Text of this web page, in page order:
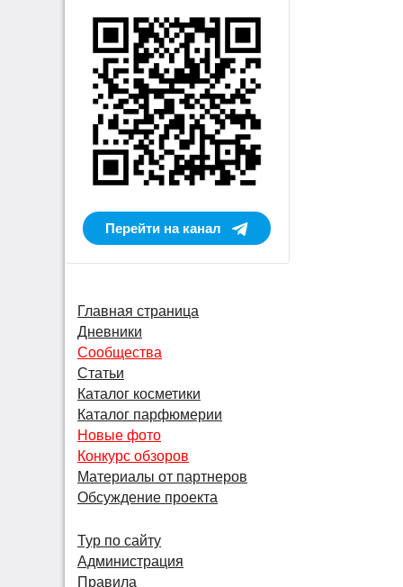
Перейти на канал
Главная страница
Дневники
Сообщества
Статьи
Каталог косметики
Каталог парфюмерии
Новые фото
Конкурс обзоров
Материалы от партнеров
Обсуждение проекта
Тур по сайту
Администрация
Правила